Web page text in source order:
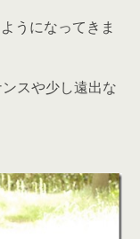
うになってきま
スや少し遠出な